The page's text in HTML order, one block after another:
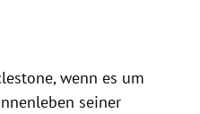
, wenn es um
seiner